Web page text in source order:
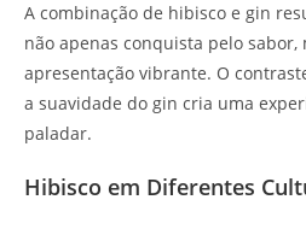
A combinação de hibisco e gin
não apenas conquista pelo sabor,
apresentação vibrante. O
a suavidade do gin cria uma
paladar.
Hibisco em Diferentes